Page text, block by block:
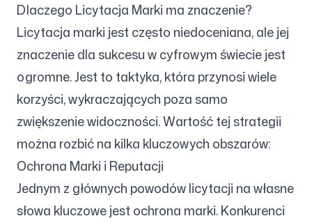
Dlaczego Licytacja Marki ma znaczenie?
Licytacja marki jest często niedoceniana, ale jej
znaczenie dla sukcesu w cyfrowym świecie jest
ogromne. Jest to taktyka, która przynosi wiele
korzyści, wykraczających poza samo
zwiększenie widoczności. Wartość tej strategii
można rozbić na kilka kluczowych obszarów:
Ochrona Marki i Reputacji
Jednym z głównych powodów licytacji na własne
słowa kluczowe jest ochrona marki. Konkurenci